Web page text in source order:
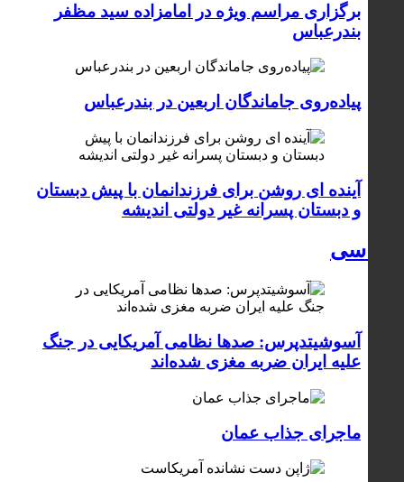
برگزاری مراسم ویژه در امامزاده سید مظفر
بندرعباس
پیاده‌روی جاماندگان اربعین در بندرعباس
آینده ای روشن برای فرزندانمان با پیش دبستان
و دبستان پسرانه غیر دولتی اندیشه
سیاسی
آسوشیتدپرس: صدها نظامی آمریکایی در جنگ
علیه ایران ضربه مغزی شده‌اند
ماجرای جذاب عمان